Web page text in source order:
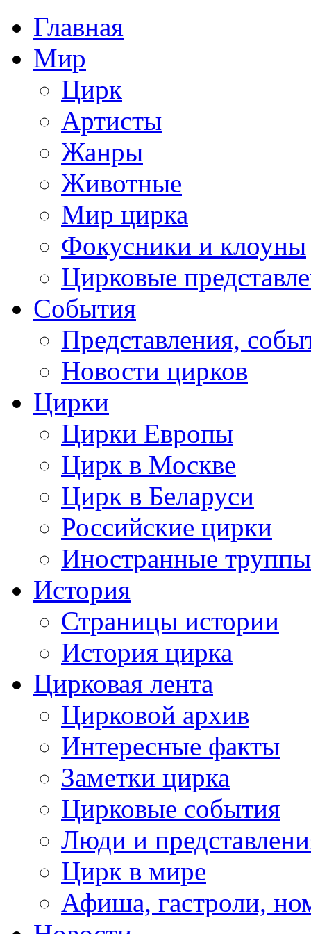
Главная
Мир
Цирк
Артисты
Жанры
Животные
Мир цирка
Фокусники и клоуны
Цирковые
События
Представления,
Новости цирков
Цирки
Цирки Европы
Цирк в Москве
Цирк в Беларуси
Российские цирки
Иностранные труппы
История
Страницы истории
История цирка
Цирковая лента
Цирковой архив
Интересные факты
Заметки цирка
Цирковые события
Люди и
Цирк в мире
Афиша, гастроли,